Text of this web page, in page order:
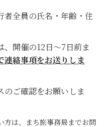
者全員の氏名・年齢・住
開催の12日～7日前ま
連絡事項をお送りしま
ご確認をお願いしま
は、まち旅事務局までお問